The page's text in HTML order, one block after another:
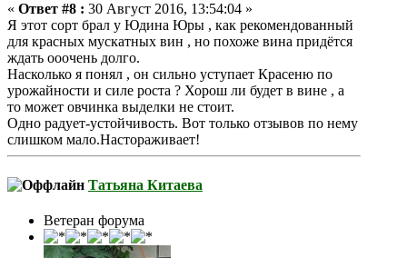
« Ответ #8 : 30 Август 2016, 13:54:04 »
Я этот сорт брал у Юдина Юры , как рекомендованный
для красных мускатных вин , но похоже вина придётся
ждать ооочень долго.
Насколько я понял , он сильно уступает Красеню по
урожайности и силе роста ? Хорош ли будет в вине , а
то может овчинка выделки не стоит.
Одно радует-устойчивость. Вот только отзывов по нему
слишком мало.Настораживает!
Татьяна Китаева
Ветеран форума